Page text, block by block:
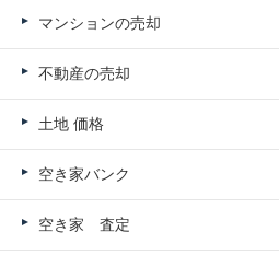
マンションの売却
不動産の売却
土地 価格
空き家バンク
空き家 査定